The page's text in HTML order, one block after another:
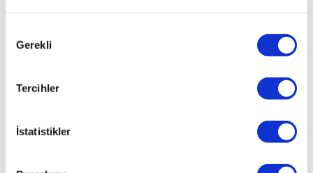
Seçimi
Gerekli
Tercihler
İstatistikler
Honda
Connect
olarak